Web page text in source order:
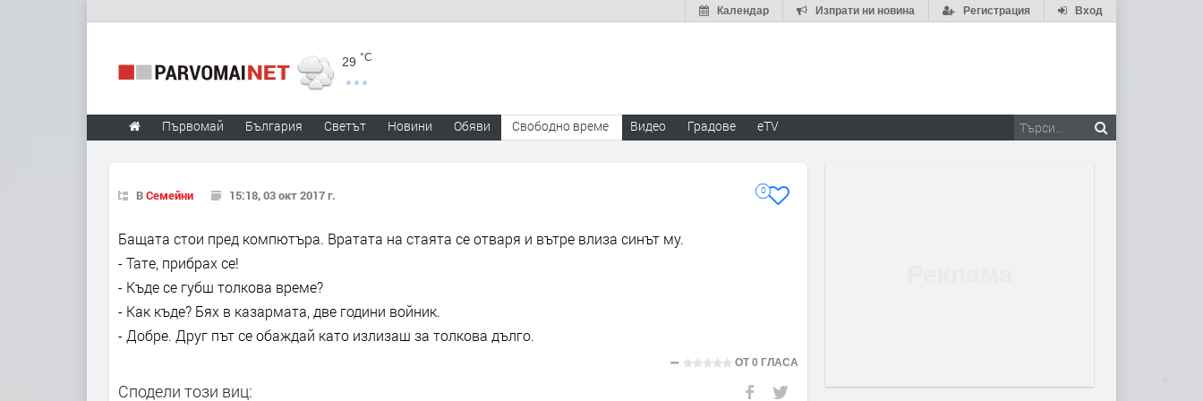
Вход
Регистрация
Изпрати ни новина
Календар
29 °C
Първомай България Светът Новини Обяви Свободно време Видео Градове eTV
ВСемейни 15:18, 03 окт 2017 г. 0
Бащата стои пред компютъра. Вратата на стаята се отваря и вътре влиза синът му.
- Тате, прибрах се!
- Къде се губш толкова време?
- Как къде? Бях в казармата, две години войник.
- Добре. Друг път се обаждай като излизаш за толкова дълго.
ОТ0 ГЛАСА
Сподели този виц: